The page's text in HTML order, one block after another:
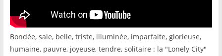
Bondée, sale, belle, triste, illuminée, imparfaite, glorieuse,
humaine, pauvre, joyeuse, tendre, solitaire : la "Lonely City"